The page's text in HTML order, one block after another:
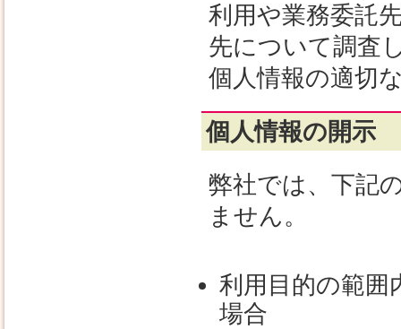
利用や業務委託
先について調査
個人情報の適切
個人情報の開示
弊社では、下記
ません。
利用目的の範囲
場合